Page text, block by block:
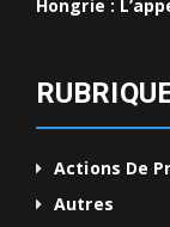
Hongrie :
Actions De
Autres